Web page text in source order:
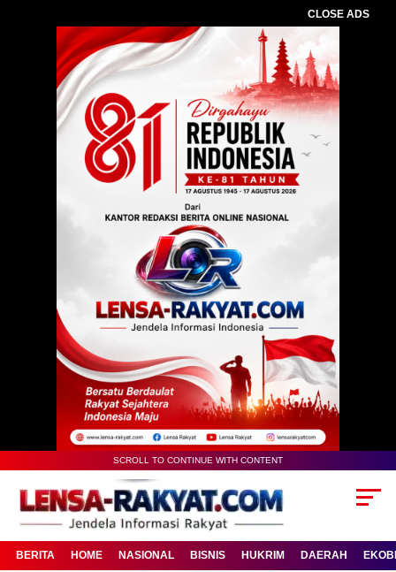
CLOSE ADS
SCROLL TO CONTINUE WITH CONTENT
BERITA HOME NASIONAL BISNIS HUKRIM DAERAH